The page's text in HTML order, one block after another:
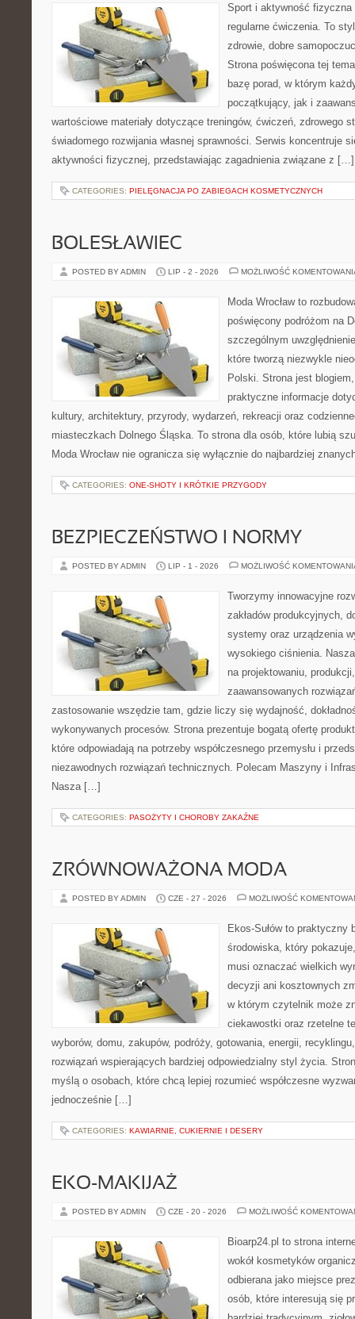
Sport i aktywność
regularne ćwiczenia. To
zdrowie, dobre
Strona poświęcona tej
bazę porad, w którym
początkujący, jak i
wartościowe materiały dotyczące treningów, ćwiczeń, zdrowego
świadomego rozwijania własnej sprawności. Serwis koncentruje
aktywności fizycznej, przedstawiając zagadnienia związane z […]
CATEGORIES: PIELĘGNACJA PO ZABIEGACH KOSMETYCZNYCH
BOLESŁAWIEC
POSTED BY ADMIN LIP - 2 - 2026 MOŻLIWOŚĆ
Moda Wrocław to
poświęcony podróżom na
szczególnym
które tworzą niezwykle
Polski. Strona jest
praktyczne informacje
kultury, architektury, przyrody, wydarzeń, rekreacji oraz
miasteczkach Dolnego Śląska. To strona dla osób, które lubią
Moda Wrocław nie ogranicza się wyłącznie do najbardziej
CATEGORIES: ONE-SHOTY I KRÓTKIE PRZYGODY
BEZPIECZEŃSTWO I NORMY
POSTED BY ADMIN LIP - 1 - 2026 MOŻLIWOŚĆ
Tworzymy innowacyjne
zakładów produkcyjnych,
systemy oraz urządzenia
wysokiego ciśnienia.
na projektowaniu,
zaawansowanych
zastosowanie wszędzie tam, gdzie liczy się wydajność,
wykonywanych procesów. Strona prezentuje bogatą ofertę
które odpowiadają na potrzeby współczesnego przemysłu i
niezawodnych rozwiązań technicznych. Polecam Maszyny i
Nasza […]
CATEGORIES: PASOŻYTY I CHOROBY ZAKAŹNE
ZRÓWNOWAŻONA MODA
POSTED BY ADMIN CZE - 27 - 2026 MOŻLIWOŚĆ
Ekos-Sułów to praktyczny
środowiska, który
musi oznaczać wielkich
decyzji ani kosztownych
w którym czytelnik może
ciekawostki oraz rzetelne
wyborów, domu, zakupów, podróży, gotowania, energii,
rozwiązań wspierających bardziej odpowiedzialny styl życia.
myślą o osobach, które chcą lepiej rozumieć współczesne
jednocześnie […]
CATEGORIES: KAWIARNIE, CUKIERNIE I DESERY
EKO-MAKIJAŻ
POSTED BY ADMIN CZE - 20 - 2026 MOŻLIWOŚĆ
Bioarp24.pl to strona
wokół kosmetyków
odbierana jako miejsce
osób, które interesują się